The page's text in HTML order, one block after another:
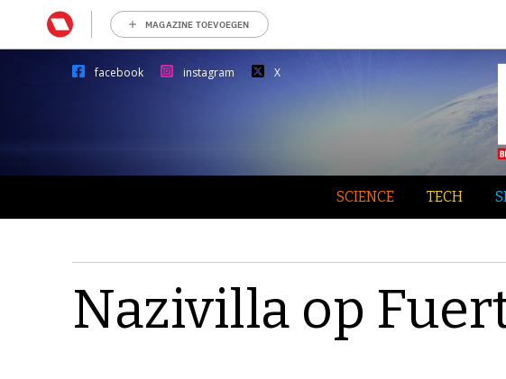
MAGAZINE TOEVOEGEN
facebook instagram X
SCIENCE TECH
Nazivilla op